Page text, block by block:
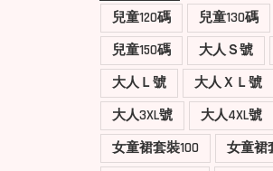
兒童120碼
兒童130碼
兒童150碼
大人Ｓ號
大人Ｌ號
大人ＸＬ號
大人3XL號
大人4XL號
女童裙套裝100
女童裙